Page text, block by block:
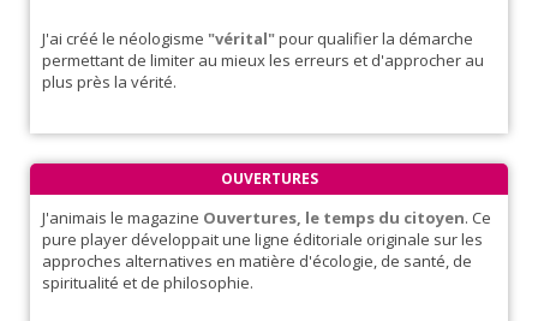
J'ai créé le néologisme "vérital"pour qualifier la démarche
permettant de limiter au mieux les erreurs et d'approcher au
plus près la vérité.
OUVERTURES
J'animais le magazine Ouvertures, le temps du citoyen. Ce
pure player développait une ligne éditoriale originale sur les
approches alternatives en matière d'écologie, de santé, de
spiritualité et de philosophie.